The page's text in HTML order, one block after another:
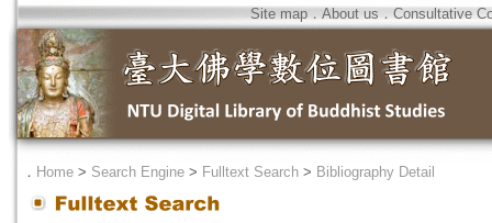
Site map．About us ． Consultative
． Home > Search Engine > Fulltext Search > Bibliography Detail